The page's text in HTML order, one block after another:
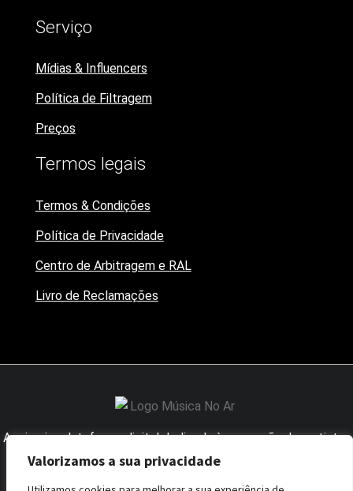
Valorizamos a sua privacidade
Serviço
Mídias & Influencers
Política de Filtragem
Preços
Termos legais
Termos & Condições
Política de Privacidade
Centro de Arbitragem e RAL
Livro de Reclamações
A primeira plataforma digital dedicada à promoção dos artistas
nacionais junto dos influenciadores da área.